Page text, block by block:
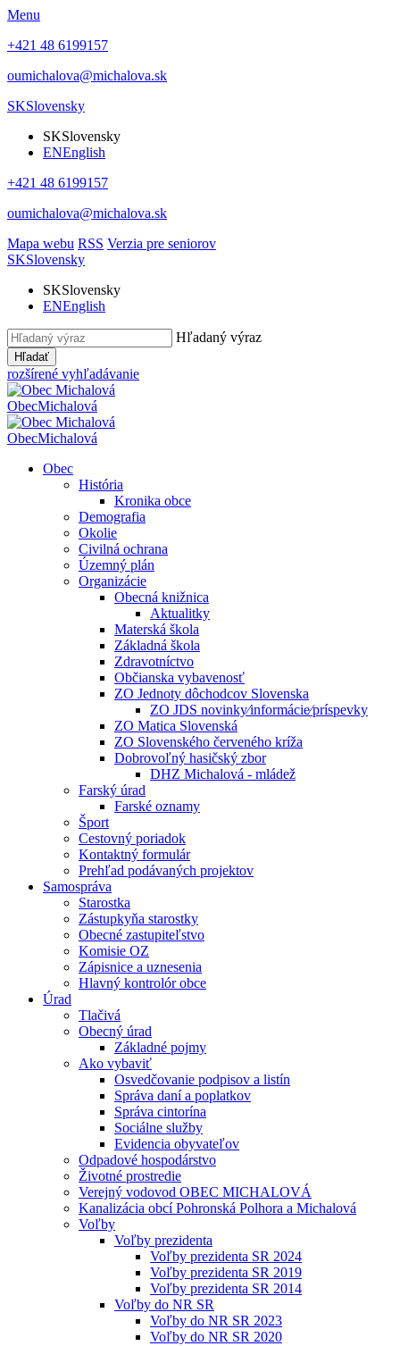
Menu
+421 48 6199157
oumichalova@michalova.sk
SKSlovensky
SKSlovensky
ENEnglish
+421 48 6199157
oumichalova@michalova.sk
Mapa webu RSS Verzia pre seniorov
SKSlovensky
SKSlovensky
ENEnglish
Hľadaný výraz
Hľadať
rozšírené vyhľadávanie
ObecMichalová
ObecMichalová
Obec
História
Kronika obce
Demografia
Okolie
Civilná ochrana
Územný plán
Organizácie
Obecná knižnica
Aktualitky
Materská škola
Základná škola
Zdravotníctvo
Občianska vybavenosť
ZO Jednoty dôchodcov Slovenska
ZO JDS novinky⁄informácie⁄príspevky
ZO Matica Slovenská
ZO Slovenského červeného kríža
Dobrovoľný hasičský zbor
DHZ Michalová - mládež
Farský úrad
Farské oznamy
Šport
Cestovný poriadok
Kontaktný formulár
Prehľad podávaných projektov
Samospráva
Starostka
Zástupkyňa starostky
Obecné zastupiteľstvo
Komisie OZ
Zápisnice a uznesenia
Hlavný kontrolór obce
Úrad
Tlačivá
Obecný úrad
Základné pojmy
Ako vybaviť
Osvedčovanie podpisov a listín
Správa daní a poplatkov
Správa cintorína
Sociálne služby
Evidencia obyvateľov
Odpadové hospodárstvo
Životné prostredie
Verejný vodovod OBEC MICHALOVÁ
Kanalizácia obcí Pohronská Polhora a Michalová
Voľby
Voľby prezidenta
Voľby prezidenta SR 2024
Voľby prezidenta SR 2019
Voľby prezidenta SR 2014
Voľby do NR SR
Voľby do NR SR 2023
Voľby do NR SR 2020